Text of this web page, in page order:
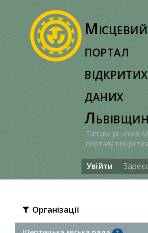
Місцевий
портал
відкритих
даних
Типове рішення
порталу
Увійти
Організації